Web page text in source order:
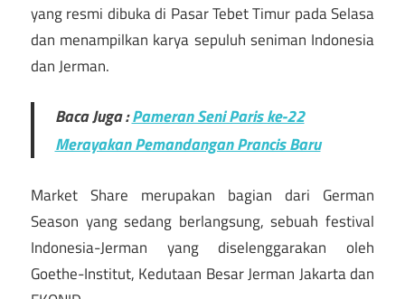
yang resmi dibuka di Pasar Tebet Timur pada Selasa
dan menampilkan karya sepuluh seniman Indonesia
dan Jerman.
Baca Juga :Pameran Seni Paris ke-22
Merayakan Pemandangan Prancis Baru
Market Share merupakan bagian dari German
Season yang sedang berlangsung, sebuah festival
Indonesia-Jerman yang diselenggarakan oleh
Goethe-Institut, Kedutaan Besar Jerman Jakarta dan